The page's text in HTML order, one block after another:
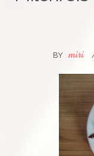
BY miri